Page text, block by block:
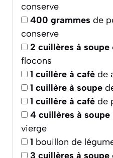
conserve
400 grammes de
conserve
2 cuillères à soupe
flocons
1 cuillère à café de
1 cuillère à soupe
1 cuillère à café de
4 cuillères à soupe
vierge
1 bouillon de
3 cuillères à soupe